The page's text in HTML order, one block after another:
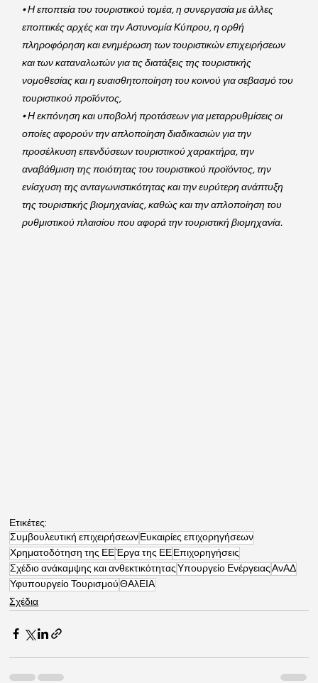
• Η εποπτεία του τουριστικού τομέα, η συνεργασία με άλλες
εποπτικές αρχές και την Αστυνομία Κύπρου, η ορθή
πληροφόρηση και ενημέρωση των τουριστικών επιχειρήσεων
και των καταναλωτών για τις διατάξεις της τουριστικής
νομοθεσίας και η ευαισθητοποίηση του κοινού για σεβασμό του
τουριστικού προϊόντος,
• Η εκπόνηση και υποβολή προτάσεων για μεταρρυθμίσεις οι
οποίες αφορούν την απλοποίηση διαδικασιών για την
προσέλκυση επενδύσεων τουριστικού χαρακτήρα, την
αναβάθμιση της ποιότητας του τουριστικού προϊόντος, την
ενίσχυση της ανταγωνιστικότητας και την ευρύτερη ανάπτυξη
της τουριστικής βιομηχανίας, καθώς και την απλοποίηση του
ρυθμιστικού πλαισίου που αφορά την τουριστική βιομηχανία.
Ετικέτες:
Συμβουλευτική επιχειρήσεων Ευκαιρίες επιχορηγήσεων
Χρηματοδότηση της ΕΕΈργα της ΕΕ Επιχορηγήσεις
Σχέδιο ανάκαμψης και ανθεκτικότητας Υπουργείο Ενέργειας ΑνΑΔ
Υφυπουργείο Τουρισμού ΘΑλΕΙΑ
Σχέδια